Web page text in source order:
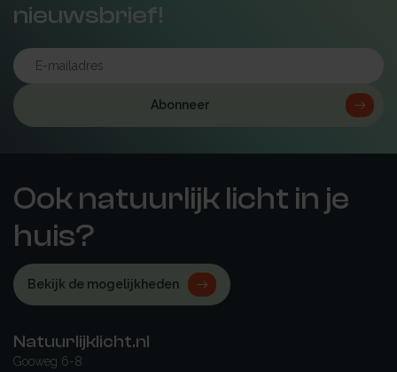
nieuwsbrief!
Abonneer
Ook natuurlijk licht in je
huis?
Bekijk de mogelijkheden
Natuurlijklicht.nl
Gooweg 6-8